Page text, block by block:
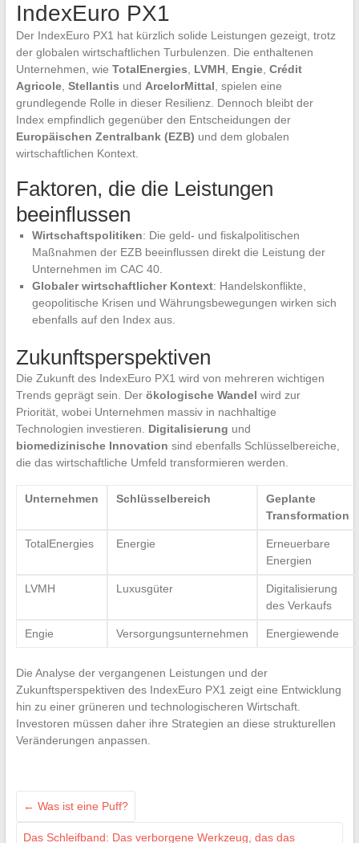
IndexEuro PX1
Der IndexEuro PX1 hat kürzlich solide Leistungen gezeigt, trotz
der globalen wirtschaftlichen Turbulenzen. Die enthaltenen
Unternehmen, wie TotalEnergies, LVMH, Engie, Crédit
Agricole, Stellantis und ArcelorMittal, spielen eine
grundlegende Rolle in dieser Resilienz. Dennoch bleibt der
Index empfindlich gegenüber den Entscheidungen der
Europäischen Zentralbank (EZB) und dem globalen
wirtschaftlichen Kontext.
Faktoren, die die Leistungen
beeinflussen
Wirtschaftspolitiken: Die geld- und fiskalpolitischen
Maßnahmen der EZB beeinflussen direkt die Leistung der
Unternehmen im CAC 40.
Globaler wirtschaftlicher Kontext: Handelskonflikte,
geopolitische Krisen und Währungsbewegungen wirken sich
ebenfalls auf den Index aus.
Zukunftsperspektiven
Die Zukunft des IndexEuro PX1 wird von mehreren wichtigen
Trends geprägt sein. Der ökologische Wandel wird zur
Priorität, wobei Unternehmen massiv in nachhaltige
Technologien investieren. Digitalisierung und
biomedizinische Innovation sind ebenfalls Schlüsselbereiche,
die das wirtschaftliche Umfeld transformieren werden.
Unternehmen Schlüsselbereich
Geplante
Transformation
TotalEnergies Energie
Erneuerbare
Energien
LVMH Luxusgüter
Digitalisierung
des Verkaufs
Engie Versorgungsunternehmen Energiewende
Die Analyse der vergangenen Leistungen und der
Zukunftsperspektiven des IndexEuro PX1 zeigt eine Entwicklung
hin zu einer grüneren und technologischeren Wirtschaft.
Investoren müssen daher ihre Strategien an diese strukturellen
Veränderungen anpassen.
← Was ist eine Puff?
Das Schleifband: Das verborgene Werkzeug, das das